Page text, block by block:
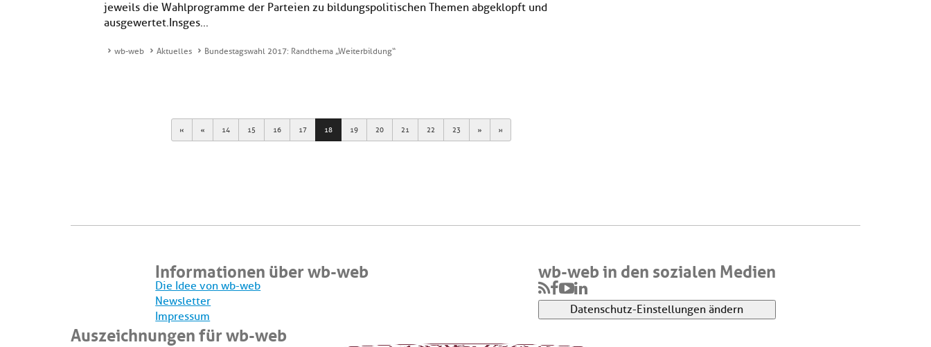
jeweils die Wahlprogramme der Parteien zu bildungspolitischen Themen abgeklopft und
ausgewertet.Insges...
wb-web Aktuelles Bundestagswahl 2017: Randthema „Weiterbildung“
First Previous
14 15 16 17 18 19 20 21 22 23 Next Last
Informationen über wb-web
Die Idee von wb-web
Newsletter
Impressum
wb-web in den sozialen Medien
Datenschutz-Einstellungen ändern
Auszeichnungen für wb-web